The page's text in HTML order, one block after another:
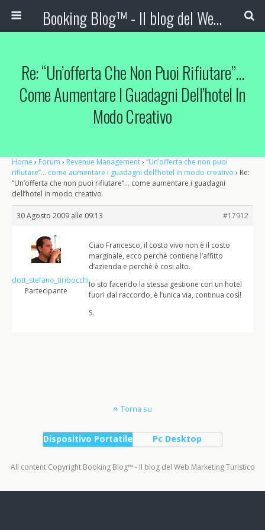
Booking Blog™ - Il blog del Web Marketing Turistico
Re: “Un’offerta Che Non Puoi Rifiutare”…
Come Aumentare I Guadagni Dell’hotel In
Modo Creativo
Home › Forum › Revenue Management› “Un’offerta che non puoi
rifiutare”… come aumentare i guadagni dell’hotel in modo creativo › Re:
“Un’offerta che non puoi rifiutare”… come aumentare i guadagni
dell’hotel in modo creativo
30 Agosto 2009 alle 09:13 #17912
dott_stefano_tiribocchi
Partecipante
Ciao Francesco, il costo vivo non è il costo
marginale, ecco perchè contiene l’affitto
d’azienda e perchè è cosi alto.
Io sto facendo la stessa gestione con un hotel
fuori dal raccordo, è l’unica via, continua così!
S.
Torna su
Dispositivo Portatile Pc Desktop
All content Copyright Booking Blog™ - Il blog del Web Marketing Turistico